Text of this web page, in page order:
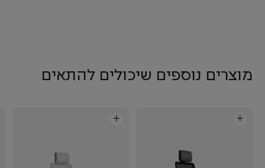
מוצרים נוספים שיכולים להתאים
+
+